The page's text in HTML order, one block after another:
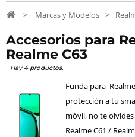
> Marcas y Modelos >
Accesorios para
Realme C63
Hay 4 productos.
Funda para
protección a tu
móvil, no te
Realme C61 /